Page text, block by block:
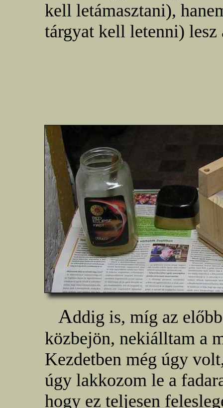
kell letámasztani),
tárgyat kell letenni) lesz
Addig is, míg az
közbejön, nekiálltam a
Kezdetben még úgy
úgy lakkozom le a
hogy ez teljesen